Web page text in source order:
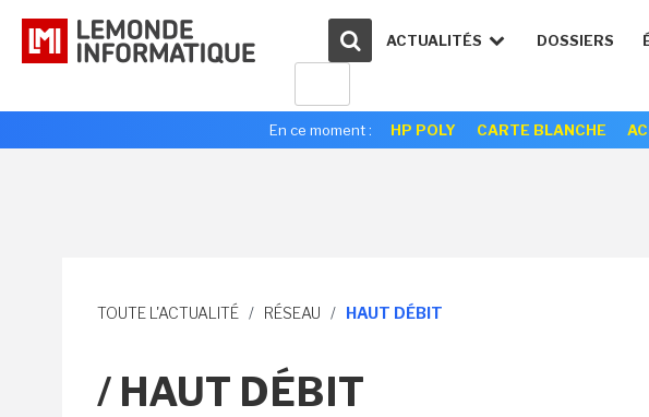
ACTUALITÉS DOSSIERS
En ce moment : HP POLY CARTE BLANCHE
TOUTE L'ACTUALITÉ / RÉSEAU / HAUT DÉBIT
/ HAUT DÉBIT